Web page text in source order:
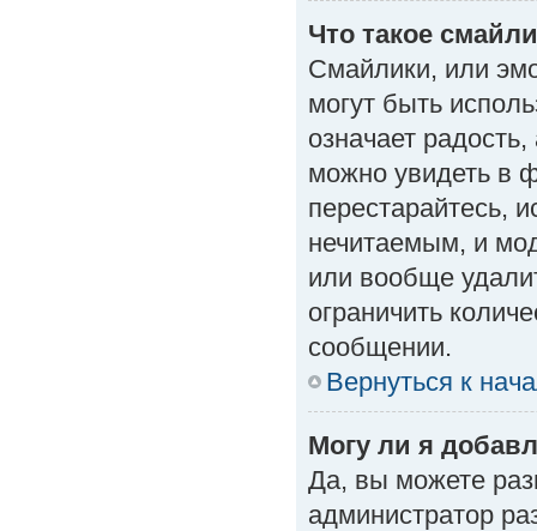
Что такое
Смайлики, или
могут быть
означает
можно увидеть в
перестарайтесь,
нечитаемым, и
или вообще
ограничить
сообщении.
Вернуться к
Могу ли я
Да, вы можете
администратор